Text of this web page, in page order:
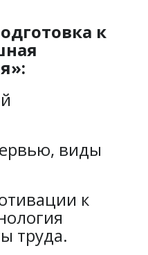
к
виды
к
труда.